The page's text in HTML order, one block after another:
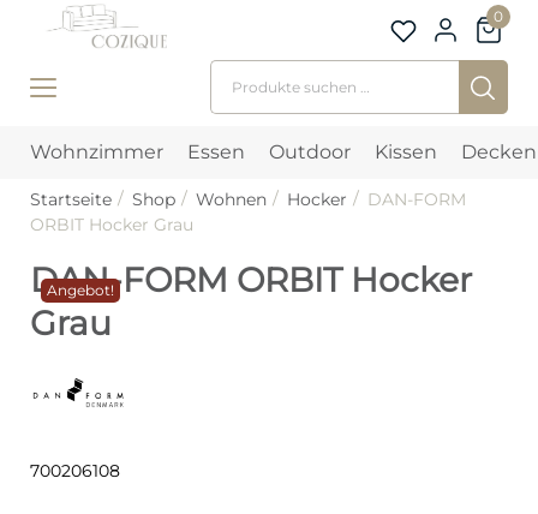
0
Suchen nach:
Wohnzimmer Essen Outdoor Kissen Decken
Startseite Shop Wohnen Hocker
DAN-FORM
ORBIT Hocker Grau
DAN-FORM ORBIT Hocker
Grau
700206108
Angebot!